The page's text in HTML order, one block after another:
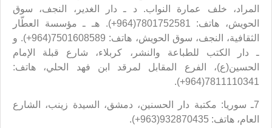
المراد، خلف عمارة النواب. د ـ دار الغدير، النجف، سوق
الحويش، هاتف: 7801752581(964+). هـ ـ مؤسسة العطّار
الثقافية، النجف، سوق الحويش، هاتف: 7501608589(964+). و
ـ دار الكتب للطباعة والنشر، كربلاء، شارع قبلة الإمام
الحسين(ع)، الفرع المقابل لمرقد ابن فهد الحلي، هاتف:
7811110341(964+).
7ـ سوريا: مكتبة دار الحسنين، دمشق، السيدة زينب، الشارع
العام، هاتف: 932870435(963+).